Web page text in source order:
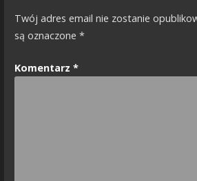
Twój adres email nie zostanie
są oznaczone *
Komentarz *